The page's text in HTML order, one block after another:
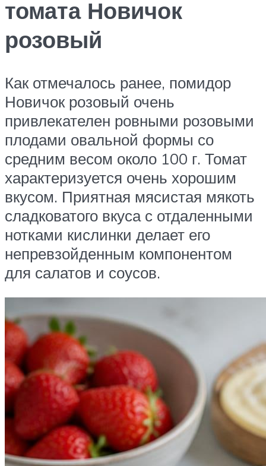
томата Новичок
розовый
Как отмечалось ранее, помидор
Новичок розовый очень
привлекателен ровными розовыми
плодами овальной формы со
средним весом около 100 г. Томат
характеризуется очень хорошим
вкусом. Приятная мясистая мякоть
сладковатого вкуса с отдаленными
нотками кислинки делает его
непревзойденным компонентом
для салатов и соусов.